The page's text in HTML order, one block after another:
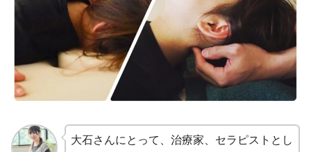
大石さんにとって、治療家、セラピストとし